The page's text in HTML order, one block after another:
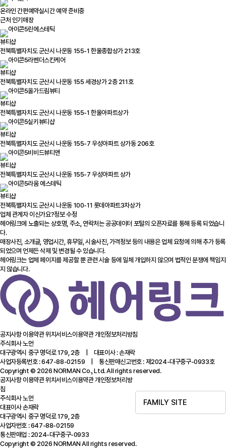
온라인 간편예약실시간 예약 준비중
근처 인기매장
린에스테틱
뷰티샵
전북특별자치도 군산시 나운동 155-1 한울종합상가 213호
라벤더스킨케어
뷰티샵
전북특별자치도 군산시 나운동 155 세경상가 2층 211호
올가드림뷰티
뷰티샵
전북특별자치도 군산시 나운동 155-1 한울아파트상가
실키뷰티샵
뷰티샵
전북특별자치도 군산시 나운동 155-7 우성아파트 상가동 206호
비비드뷰티앤
뷰티샵
전북특별자치도 군산시 나운동 155-7 우성아파트 상가
라움 에스테틱
뷰티샵
전북특별자치도 군산시 나운동 100-11 롯데아파트3차상가
업체 관계자 이신가요?정보 수정
헤어링크에 노출되는 상호명, 주소, 연락처는 공공데이터 포털의 오픈자료를 통해 등록 되었습니
다.
매장사진, 소개글, 영업시간, 휴무일, 시술사진, 가격정보 등의 내용은 업체 요청에 의해 추가 등록
되었으며 언제든 삭제 및 변경될 수 있습니다.
헤어링크는 업체 페이지를 제공할 뿐 관련 시술 등에 일체 개입하지 않으며 법적인 분쟁에 책임지
지 않습니다.
공지사항이용약관위치서비스이용약관개인정보처리방침
주식회사 노먼
대구광역시 중구 명덕로 179, 2층 | 대표이사 : 손재락
사업자등록번호 : 647-88-02159 | 통신판매신고번호 : 제2024-대구중구-0933호
Copyright © 2026 NORMAN Co., Ltd. All rights reserved.
FAMILY SITE
공지사항이용약관위치서비스이용약관개인정보처리방
침
주식회사 노먼
대표이사 손재락
대구광역시 중구 명덕로 179, 2층
사업자번호 : 647-88-02159
통신판매업 : 2024-대구중구-0933
Copyright © 2026 NORMAN All rights reserved.